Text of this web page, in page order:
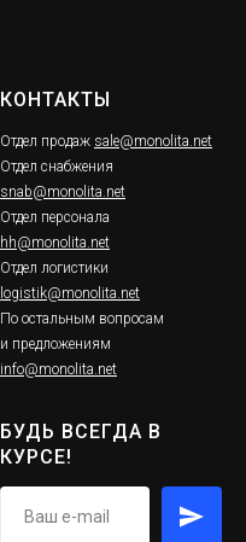
КОНТАКТЫ
Отдел продаж sale@monolita.net
Отдел снабжения
snab@monolita.net
Отдел персонала
hh@monolita.net
Отдел логистики
logistik@monolita.net
По остальным вопросам
и предложениям
info@monolita.net
БУДЬ ВСЕГДА В
КУРСЕ!